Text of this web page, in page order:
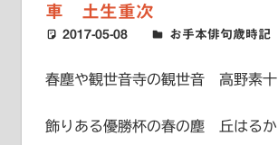
車 土生重次
2017-05-08 ハードエッジ
お手本俳句歳時記
春塵や観世音寺の観世音 高野素十
飾りある優勝杯の春の塵 丘はるか